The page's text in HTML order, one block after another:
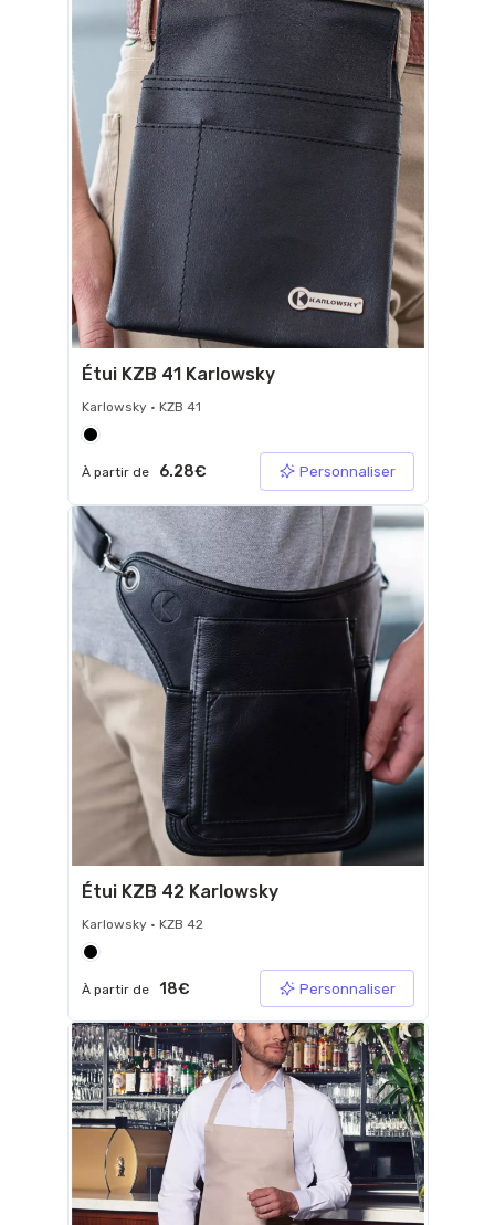
Étui KZB 41 Karlowsky
Karlowsky • KZB 41
À partir de 6.28€ Personnaliser
Étui KZB 42 Karlowsky
Karlowsky • KZB 42
À partir de 18€ Personnaliser